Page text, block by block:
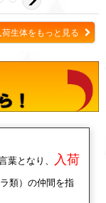
生体をもっと見る
葉となり、
入荷
ラ類）の仲間を指